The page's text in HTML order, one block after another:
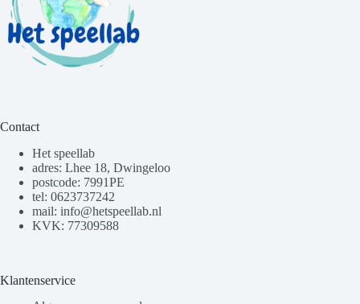
Contact
Het speellab
adres: Lhee 18, Dwingeloo
postcode: 7991PE
tel: 0623737242
mail: info@hetspeellab.nl
KVK: 77309588
Klantenservice